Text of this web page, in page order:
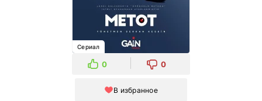
Сериал
0 0
В избранное